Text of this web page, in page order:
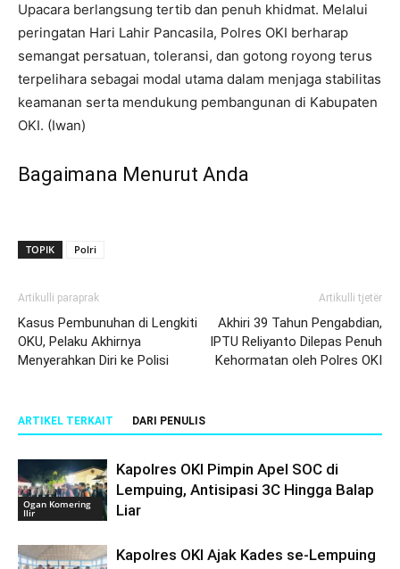
Upacara berlangsung tertib dan penuh khidmat. Melalui
peringatan Hari Lahir Pancasila, Polres OKI berharap
semangat persatuan, toleransi, dan gotong royong terus
terpelihara sebagai modal utama dalam menjaga stabilitas
keamanan serta mendukung pembangunan di Kabupaten
OKI. (Iwan)
Bagaimana Menurut Anda
TOPIK Polri
Artikulli paraprak
Kasus Pembunuhan di Lengkiti
OKU, Pelaku Akhirnya
Menyerahkan Diri ke Polisi
Artikulli tjetër
Akhiri 39 Tahun Pengabdian,
IPTU Reliyanto Dilepas Penuh
Kehormatan oleh Polres OKI
ARTIKEL TERKAIT DARI PENULIS
Ogan Komering
Ilir
Kapolres OKI Pimpin Apel SOC di
Lempuing, Antisipasi 3C Hingga Balap
Liar
Kapolres OKI Ajak Kades se-Lempuing